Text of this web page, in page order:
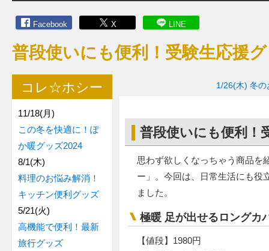
Facebook X LINE
普段使いにも便利！受験生応援
1/26(木) 冬の
普段使いにも便利！
思わず欲しくなっちゃう商品
ー」。今回は、日常生活にも役
ました。
極暖 足が出せるロングカ
【値段】1980円
コレ☆ホシー
11/18(月)
この冬を快適に！ぽ
か暖グッズ2024
8/1(木)
料理のお悩み解消！
キッチン便利グッズ
5/21(火)
高機能で便利！最新
旅行グッズ